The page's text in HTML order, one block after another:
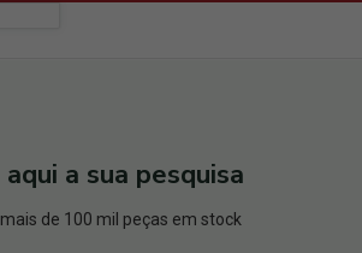
aqui a sua pesquisa
de 100 mil peças em stock